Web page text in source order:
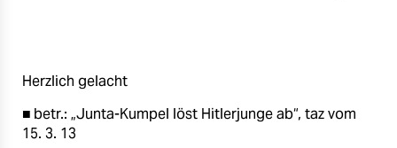
wahrheit
Herzlich gelacht
■ betr.: „Junta-Kumpel löst Hitlerjunge ab“, taz vom
15. 3. 13